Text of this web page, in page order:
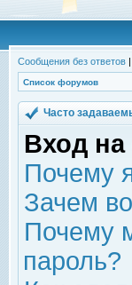
Сообщения без ответов |
Список форумов
Часто
Вход
Почему
Зачем
Почему
пароль?